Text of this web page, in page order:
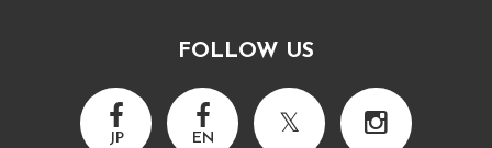
FOLLOW US
JP EN